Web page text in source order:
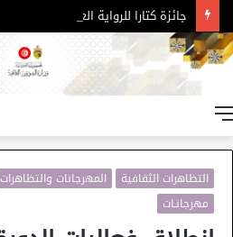
جائزة كتارا للرواية العربية – الدورة 11
التظاهرات الثقافية المهرجانات والتظاهرات
مهرجانـات